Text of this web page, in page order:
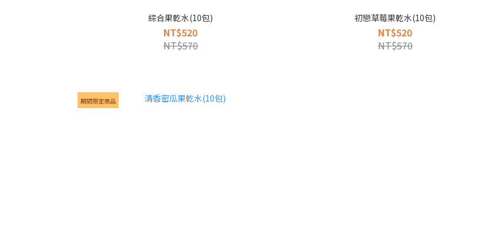
綜合果乾水(10包)
NT$520
NT$570
初戀草莓果乾水(10包)
NT$520
NT$570
期間限定商品